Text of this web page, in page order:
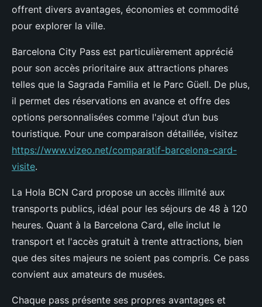
offrent divers avantages, économies et commodité
pour explorer la ville.
Barcelona City Pass est particulièrement apprécié
pour son accès prioritaire aux attractions phares
telles que la Sagrada Familia et le Parc Güell. De plus,
il permet des réservations en avance et offre des
options personnalisées comme l'ajout d’un bus
touristique. Pour une comparaison détaillée, visitez
https://www.vizeo.net/comparatif-barcelona-card-
visite.
La Hola BCN Card propose un accès illimité aux
transports publics, idéal pour les séjours de 48 à 120
heures. Quant à la Barcelona Card, elle inclut le
transport et l'accès gratuit à trente attractions, bien
que des sites majeurs ne soient pas compris. Ce pass
convient aux amateurs de musées.
Chaque pass présente ses propres avantages et